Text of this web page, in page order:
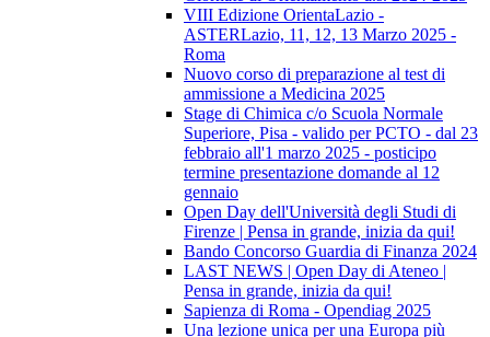
VIII Edizione OrientaLazio -
ASTERLazio, 11, 12, 13 Marzo 2025 -
Roma
Nuovo corso di preparazione al test di
ammissione a Medicina 2025
Stage di Chimica c/o Scuola Normale
Superiore, Pisa - valido per PCTO - dal 23
febbraio all'1 marzo 2025 - posticipo
termine presentazione domande al 12
gennaio
Open Day dell'Università degli Studi di
Firenze | Pensa in grande, inizia da qui!
Bando Concorso Guardia di Finanza 2024
LAST NEWS | Open Day di Ateneo |
Pensa in grande, inizia da qui!
Sapienza di Roma - Opendiag 2025
Una lezione unica per una Europa più